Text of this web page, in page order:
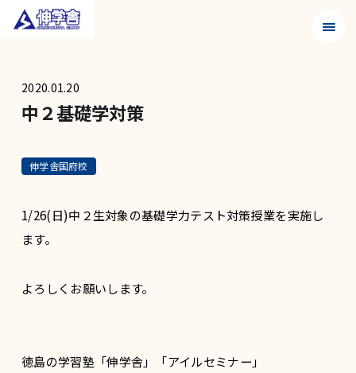
メニ
2020.01.20
中２基礎学対策
伸学舎国府校
1/26(日)中２生対象の基礎学力テスト対策授業を実施し
ます。
よろしくお願いします。
徳島の学習塾「伸学舎」「アイルセミナー」